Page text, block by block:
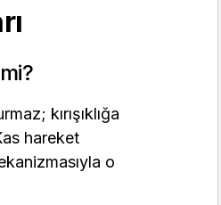
kırışıklığa
hareket
o